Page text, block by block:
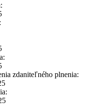
zdaniteľného plnenia: